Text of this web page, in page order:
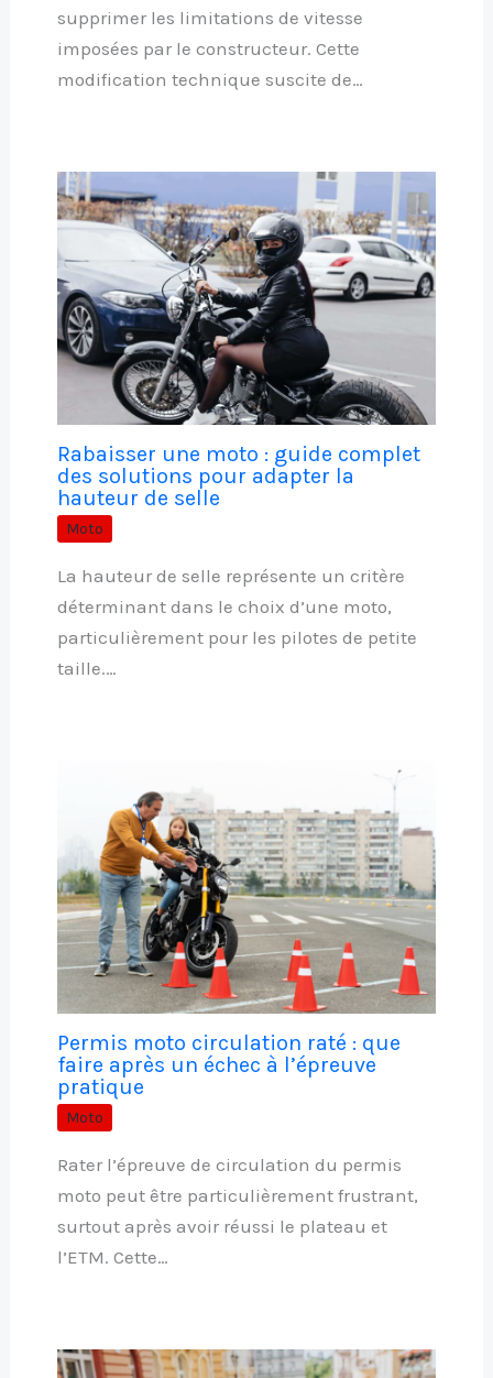
supprimer les limitations de vitesse
imposées par le constructeur. Cette
modification technique suscite de…
Rabaisser une moto : guide complet
des solutions pour adapter la
hauteur de selle
Moto
La hauteur de selle représente un critère
déterminant dans le choix d’une moto,
particulièrement pour les pilotes de petite
taille.…
Permis moto circulation raté : que
faire après un échec à l’épreuve
pratique
Moto
Rater l’épreuve de circulation du permis
moto peut être particulièrement frustrant,
surtout après avoir réussi le plateau et
l’ETM. Cette…